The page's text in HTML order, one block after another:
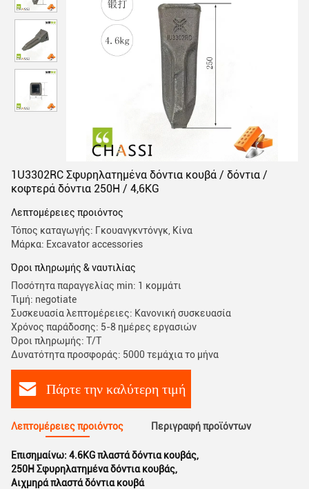
1U3302RC Σφυρηλατημένα δόντια κουβά / δόντια /
κοφτερά δόντια 250H / 4,6KG
Λεπτομέρειες προιόντος
Τόπος καταγωγής: Γκουανγκντόνγκ, Κίνα
Μάρκα: Excavator accessories
Όροι πληρωμής & ναυτιλίας
Ποσότητα παραγγελίας min: 1 κομμάτι
Τιμή: negotiate
Συσκευασία λεπτομέρειες: Κανονική συσκευασία
Χρόνος παράδοσης: 5-8 ημέρες εργασιών
Όροι πληρωμής: Τ/Τ
Δυνατότητα προσφοράς: 5000 τεμάχια το μήνα
Πάρτε την καλύτερη τιμή
Λεπτομέρειες προιόντος Περιγραφή προϊόντων
Επισημαίνω: 4.6KG πλαστά δόντια κουβάς,
250H Σφυρηλατημένα δόντια κουβάς,
Αιχμηρά πλαστά δόντια κουβά